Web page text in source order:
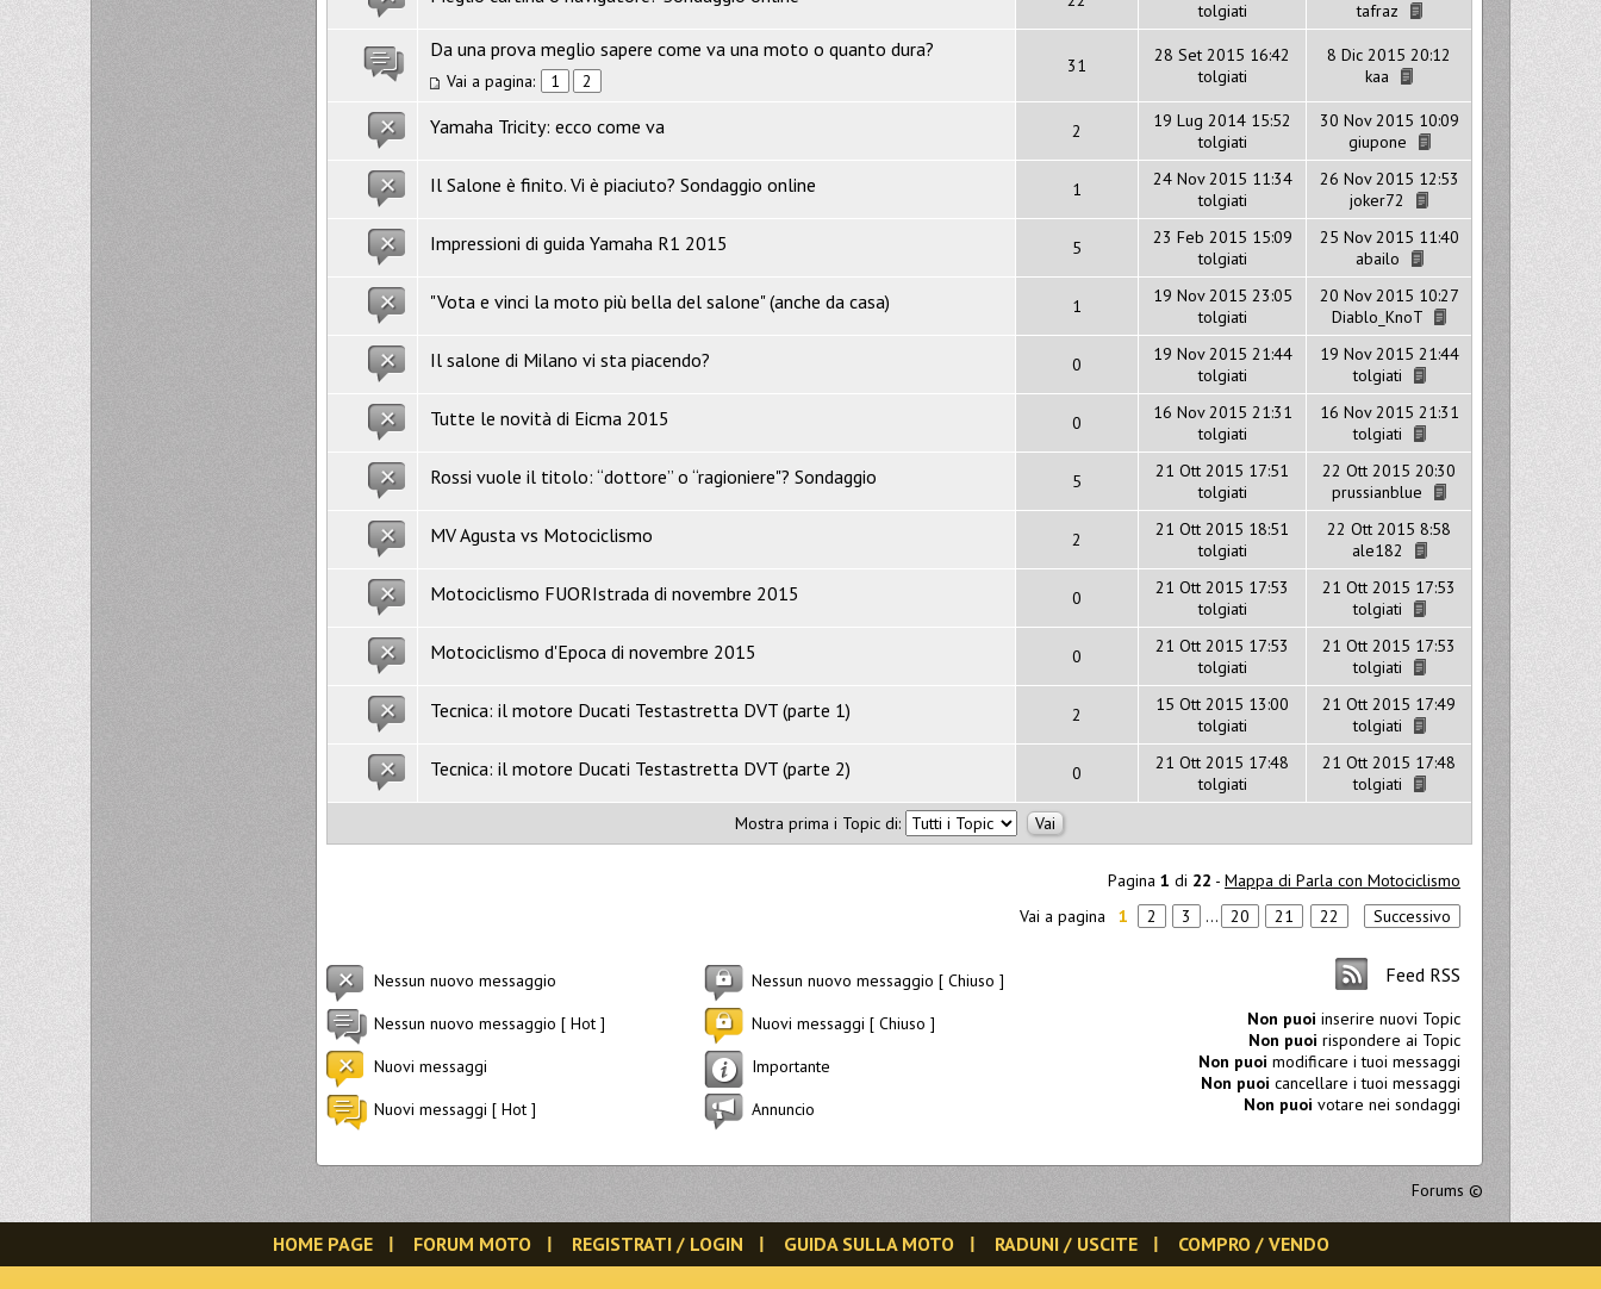
tolgiati
tafraz
Da una prova meglio sapere come va una moto o quanto dura?
Vai a pagina: 1 2
31
28 Set 2015 16:42
tolgiati
8 Dic 2015 20:12
kaa
Yamaha Tricity: ecco come va 2
19 Lug 2014 15:52
tolgiati
30 Nov 2015 10:09
giupone
Il Salone è finito. Vi è piaciuto? Sondaggio online 1
24 Nov 2015 11:34
tolgiati
26 Nov 2015 12:53
joker72
Impressioni di guida Yamaha R1 2015 5
23 Feb 2015 15:09
tolgiati
25 Nov 2015 11:40
abailo
"Vota e vinci la moto più bella del salone" (anche da casa) 1
19 Nov 2015 23:05
tolgiati
20 Nov 2015 10:27
Diablo_KnoT
Il salone di Milano vi sta piacendo? 0
19 Nov 2015 21:44
tolgiati
19 Nov 2015 21:44
tolgiati
Tutte le novità di Eicma 2015 0
16 Nov 2015 21:31
tolgiati
16 Nov 2015 21:31
tolgiati
Rossi vuole il titolo: “dottore” o “ragioniere"? Sondaggio 5
21 Ott 2015 17:51
tolgiati
22 Ott 2015 20:30
prussianblue
MV Agusta vs Motociclismo 2
21 Ott 2015 18:51
tolgiati
22 Ott 2015 8:58
ale182
Motociclismo FUORIstrada di novembre 2015 0
21 Ott 2015 17:53
tolgiati
21 Ott 2015 17:53
tolgiati
Motociclismo d'Epoca di novembre 2015 0
21 Ott 2015 17:53
tolgiati
21 Ott 2015 17:53
tolgiati
Tecnica: il motore Ducati Testastretta DVT (parte 1) 2
15 Ott 2015 13:00
tolgiati
21 Ott 2015 17:49
tolgiati
Tecnica: il motore Ducati Testastretta DVT (parte 2) 0
21 Ott 2015 17:48
tolgiati
21 Ott 2015 17:48
tolgiati
Mostra prima i Topic di:
Pagina 1 di 22 - Mappa di Parla con Motociclismo
Vai a pagina
1 2 3 ... 20 21 22 Successivo
Nessun nuovo messaggio
Nessun nuovo messaggio [ Hot ]
Nuovi messaggi
Nuovi messaggi [ Hot ]
Nessun nuovo messaggio [ Chiuso ]
Nuovi messaggi [ Chiuso ]
Importante
Annuncio
Feed RSS
Non puoi inserire nuovi Topic
Non puoi rispondere ai Topic
Non puoi modificare i tuoi messaggi
Non puoi cancellare i tuoi messaggi
Non puoi votare nei sondaggi
Forums ©
HOME PAGE FORUM MOTO REGISTRATI / LOGIN GUIDA SULLA MOTO RADUNI / USCITE COMPRO / VENDO